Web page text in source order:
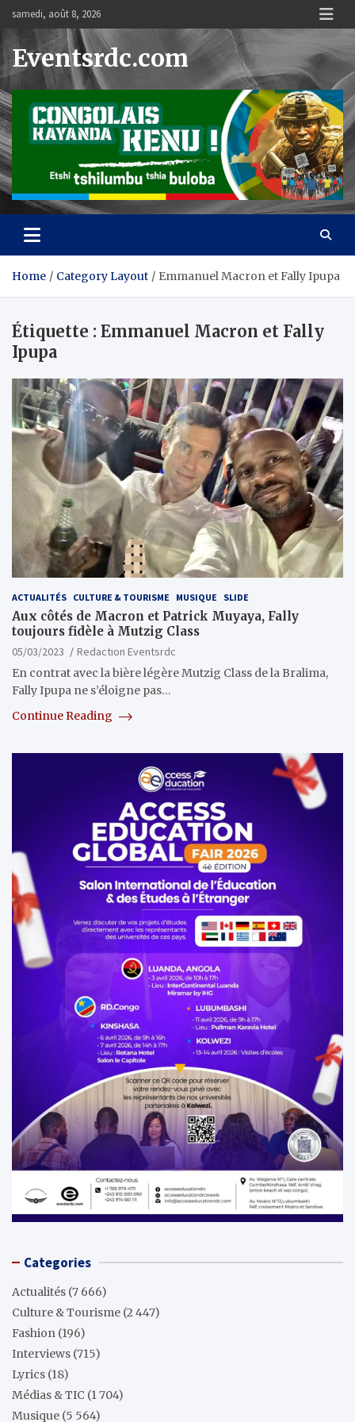
content
samedi, août 8, 2026
Eventsrdc.com
Home Category Layout Emmanuel Macron et Fally Ipupa
Étiquette : Emmanuel Macron et Fally
Ipupa
ACTUALITÉS CULTURE & TOURISME MUSIQUE SLIDE
Aux côtés de Macron et Patrick Muyaya, Fally
toujours fidèle à Mutzig Class
05/03/2023
Redaction Eventsrdc
En contrat avec la bière légère Mutzig Class de la Bralima,
Fally Ipupa ne s’éloigne pas…
Continue Reading
Categories
Actualités (7 666)
Culture & Tourisme (2 447)
Fashion (196)
Interviews (715)
Lyrics (18)
Médias & TIC (1 704)
Musique (5 564)